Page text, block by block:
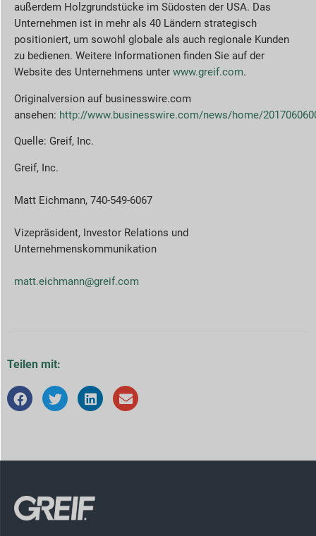
außerdem Holzgrundstücke im Südosten der USA. Das
Unternehmen ist in mehr als 40 Ländern strategisch
positioniert, um sowohl globale als auch regionale Kunden
zu bedienen. Weitere Informationen finden Sie auf der
Website des Unternehmens unter www.greif.com.
Originalversion auf businesswire.com
ansehen: http://www.businesswire.com/news/home/
Quelle: Greif, Inc.
Greif, Inc.
Matt Eichmann, 740-549-6067
Vizepräsident, Investor Relations und
Unternehmenskommunikation
matt.eichmann@greif.com
Teilen mit: